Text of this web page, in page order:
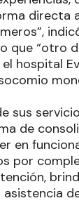
directa
que “otro
el hospital
sus
de
en
por